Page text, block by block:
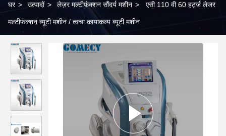
घर > उत्पादों > लेज़र मल्टीफ़ंक्शन सौंदर्य मशीन > एसी 110 वी 60 हर्ट्ज लेजर
मल्टीफंक्शन ब्यूटी मशीन / त्वचा कायाकल्प ब्यूटी मशीन